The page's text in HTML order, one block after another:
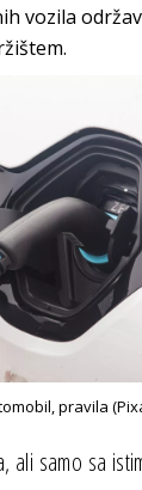
vozila
pravila
ali samo sa